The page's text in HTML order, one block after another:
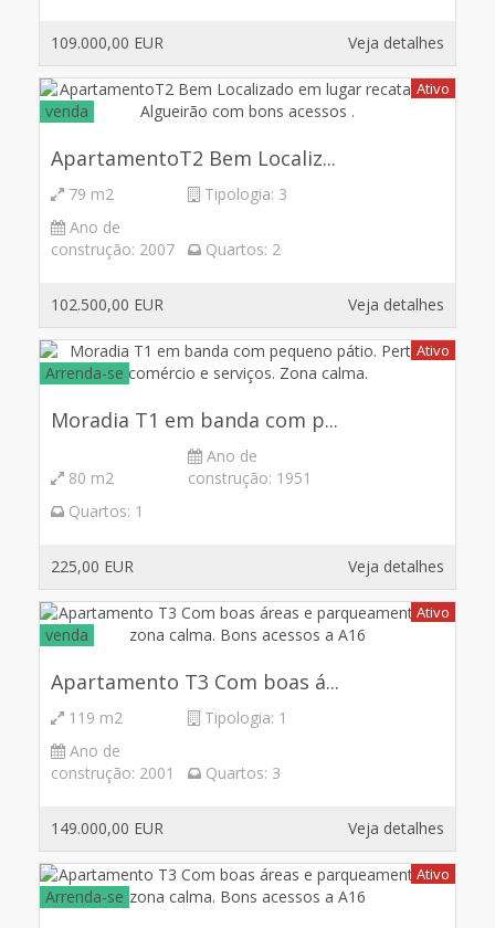
109.000,00 EUR Veja detalhes
Ativo
venda
ApartamentoT2 Bem Localiz...
79 m2 Tipologia: 3
Ano de
construção: 2007 Quartos: 2
102.500,00 EUR Veja detalhes
Ativo
Arrenda-se
Moradia T1 em banda com p...
80 m2
Ano de
construção: 1951
Quartos: 1
225,00 EUR Veja detalhes
Ativo
venda
Apartamento T3 Com boas á...
119 m2 Tipologia: 1
Ano de
construção: 2001 Quartos: 3
149.000,00 EUR Veja detalhes
Ativo
Arrenda-se